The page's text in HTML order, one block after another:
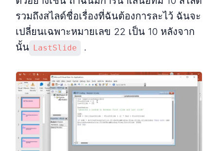
รวมถึงสไลด์ชื่อเรื่องที่ฉันต้องการละไว้ ฉันจะ
เปลี่ยนเฉพาะหมายเลข 22 เป็น 10 หลังจาก
นั้น LastSlide .